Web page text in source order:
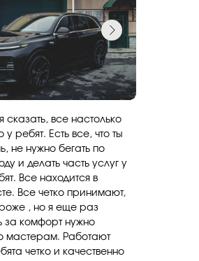
сказать, все настолько
ребят. Есть все, что ты
не нужно бегать по
и делать часть услуг у
Все находится в
Все четко принимают,
, но я еще раз
за комфорт нужно
мастерам. Работают
четко и качественно